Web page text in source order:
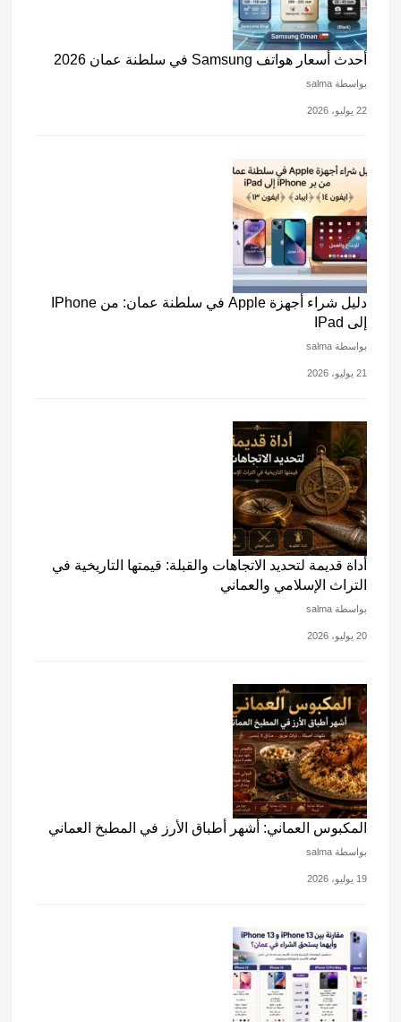
أحدث أسعار هواتف Samsung في سلطنة عمان 2026
بواسطة salma
22 يوليو، 2026
دليل شراء أجهزة Apple في سلطنة عمان: من IPhone
إلى IPad
بواسطة salma
21 يوليو، 2026
أداة قديمة لتحديد الاتجاهات والقبلة: قيمتها التاريخية في
التراث الإسلامي والعماني
بواسطة salma
20 يوليو، 2026
المكبوس العماني: أشهر أطباق الأرز في المطبخ العماني
بواسطة salma
19 يوليو، 2026